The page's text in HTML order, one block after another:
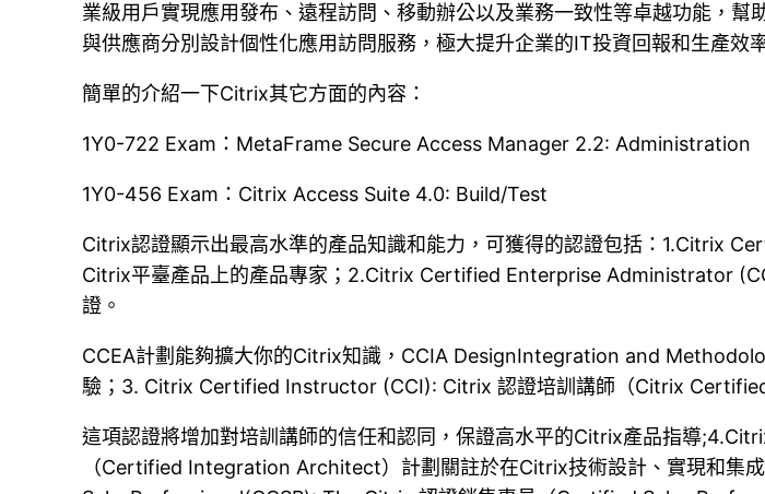
業級用戶實現應用發布、遠程訪問、移動辦公以及業務一致性等卓越功能，
與供應商分別設計個性化應用訪問服務，極大提升企業的IT投資回報和生產效
簡單的介紹一下Citrix其它方面的內容：
1Y0-722 Exam：MetaFrame Secure Access Manager 2.2: Administration
1Y0-456 Exam：Citrix Access Suite 4.0: Build/Test
Citrix認證顯示出最高水準的產品知識和能力，可獲得的認證包括：1.Citrix
Citrix平臺產品上的產品專家；2.Citrix Certified Enterprise Administrator
證。
CCEA計劃能夠擴大你的Citrix知識，CCIA DesignIntegration and
驗；3. Citrix Certified Instructor (CCI): Citrix 認證培訓講師（Citrix
這項認證將增加對培訓講師的信任和認同，保證高水平的Citrix產品指導
（Certified Integration Architect）計劃關註於在Citrix技術設計、實現和集